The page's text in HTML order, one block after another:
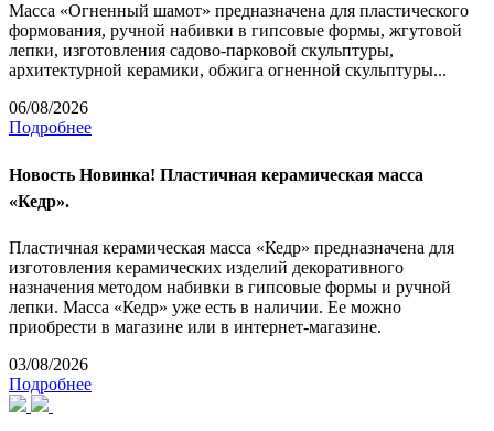
Масса «Огненный шамот» предназначена для пластического
формования, ручной набивки в гипсовые формы, жгутовой
лепки, изготовления садово-парковой скульптуры,
архитектурной керамики, обжига огненной скульптуры...
06/08/2026
Подробнее
Новость Новинка! Пластичная керамическая масса
«Кедр».
Пластичная керамическая масса «Кедр» предназначена для
изготовления керамических изделий декоративного
назначения методом набивки в гипсовые формы и ручной
лепки. Масса «Кедр» уже есть в наличии. Ее можно
приобрести в магазине или в интернет-магазине.
03/08/2026
Подробнее